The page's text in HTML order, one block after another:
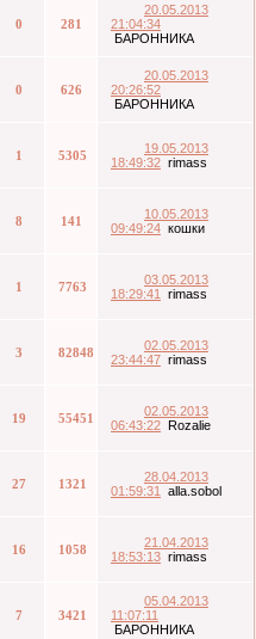
0 281
20.05.2013
21:04:34
БАРОННИКА
0 626
20.05.2013
20:26:52
БАРОННИКА
1 5305
19.05.2013
18:49:32 rimass
8 141
10.05.2013
09:49:24 кошки
1
7763
03.05.2013
18:29:41
rimass
3 82848
02.05.2013
23:44:47 rimass
19
55451
02.05.2013
06:43:22 Rozalie
27 1321
28.04.2013
01:59:31
alla.sobol
16 1058
21.04.2013
18:53:13 rimass
7
3421
05.04.2013
11:07:11
БАРОННИКА